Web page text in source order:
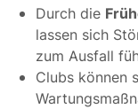
Durch die
lassen sich
zum Ausfall
Clubs können